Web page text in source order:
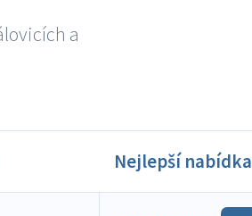
a
Nejlepší nabídka